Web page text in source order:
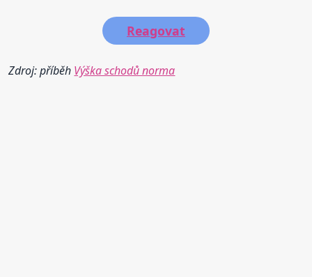
Reagovat
Zdroj: příběh Výška schodů norma